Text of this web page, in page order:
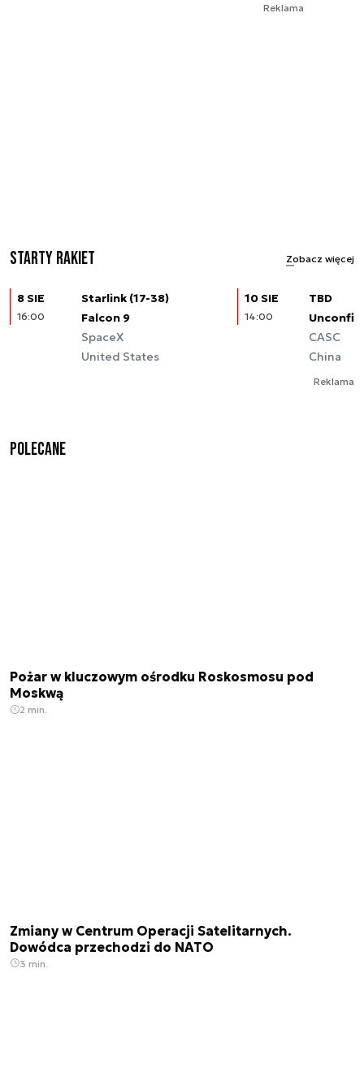
Reklama
Starty rakiet Zobacz więcej
8 SIE
16:00
Starlink (17-38)
Falcon 9
SpaceX
United States
10 SIE
14:00
TBD
CASC
China
Reklama
Polecane
Pożar w kluczowym ośrodku Roskosmosu pod
Moskwą
2 min.
Zmiany w Centrum Operacji Satelitarnych.
Dowódca przechodzi do NATO
3 min.